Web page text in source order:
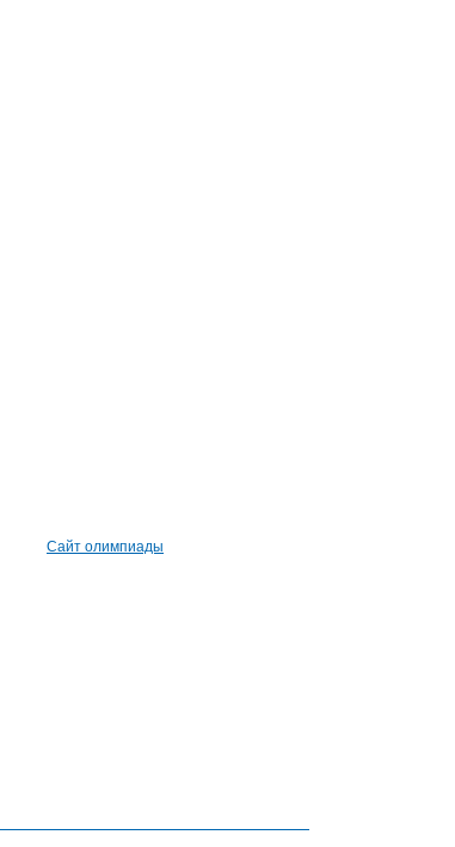
Сайт олимпиады